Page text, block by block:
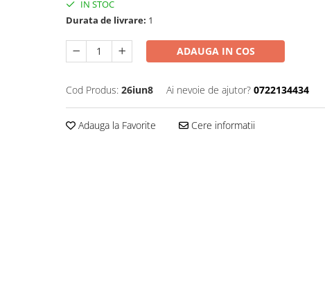
IN STOC
Durata de livrare: 1
ADAUGA IN COS
Cod Produs: 26iun8 Ai nevoie de ajutor? 0722134434
Adauga la Favorite Cere informatii